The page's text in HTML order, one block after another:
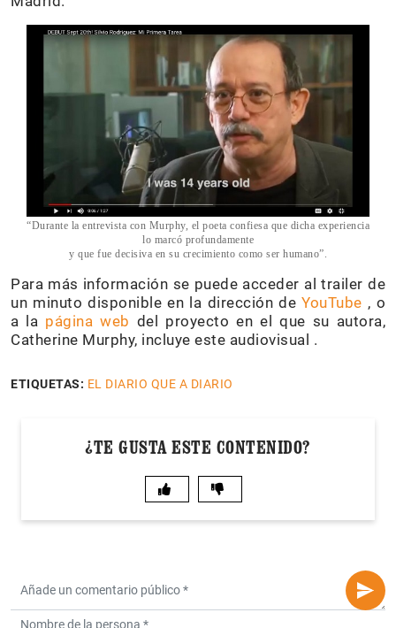
“Durante la entrevista con Murphy, el poeta confiesa que dicha experiencia
lo marcó profundamente
y que fue decisiva en su crecimiento como ser humano”.
Para más información se puede acceder al trailer de
un minuto disponible en la dirección deYouTube , o
a la página web del proyecto en el que su autora,
Catherine Murphy, incluye este audiovisual .
ETIQUETAS: EL DIARIO QUE A DIARIO
¿TE GUSTA ESTE CONTENIDO?